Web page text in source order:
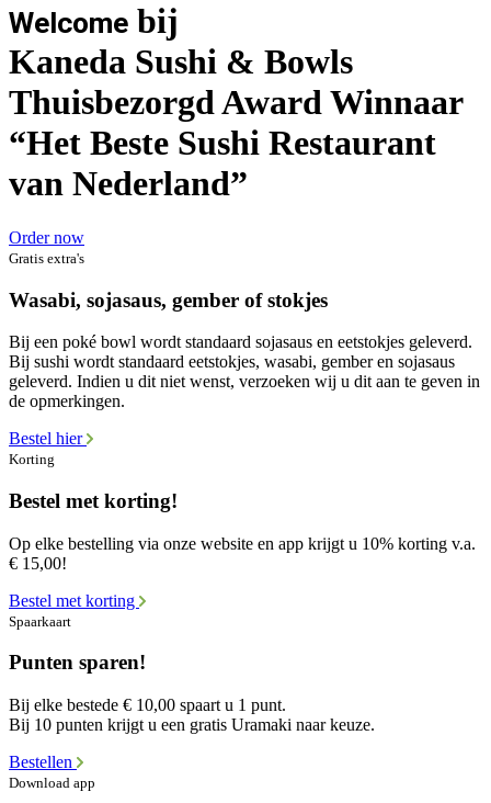
Welcome bij
Kaneda Sushi & Bowls
Thuisbezorgd Award Winnaar
“Het Beste Sushi Restaurant
van Nederland”
Order now
Gratis extra's
Wasabi, sojasaus, gember of stokjes
Bij een poké bowl wordt standaard sojasaus en eetstokjes geleverd.
Bij sushi wordt standaard eetstokjes, wasabi, gember en sojasaus
geleverd. Indien u dit niet wenst, verzoeken wij u dit aan te geven in
de opmerkingen.
Bestel hier
Korting
Bestel met korting!
Op elke bestelling via onze website en app krijgt u 10% korting v.a.
€ 15,00!
Bestel met korting
Spaarkaart
Punten sparen!
Bij elke bestede € 10,00 spaart u 1 punt.
Bij 10 punten krijgt u een gratis Uramaki naar keuze.
Bestellen
Download app